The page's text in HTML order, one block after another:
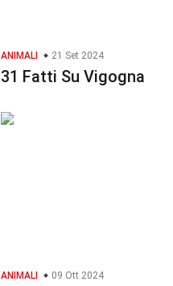
ANIMALI 21 Set 2024
31 Fatti Su Vigogna
ANIMALI 09 Ott 2024